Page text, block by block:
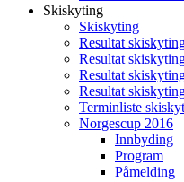
Skiskyting
Skiskyting
Resultat
Resultat
Resultat
Resultat
Terminliste
Norgescup 2016
Innbyding
Program
Påmelding